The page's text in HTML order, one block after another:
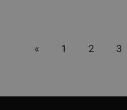
« 1 2 3